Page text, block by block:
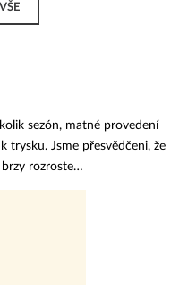
sezón, matné provedení
trysku. Jsme přesvědčeni, že
rozroste…